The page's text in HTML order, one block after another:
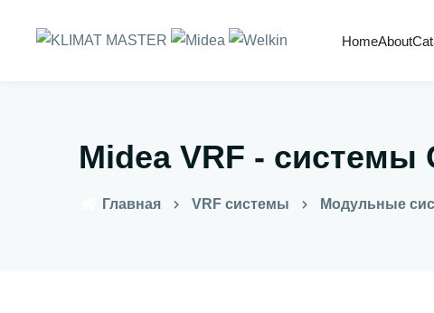
HomeAbout
Midea VRF - системы
Главная VRF системы Модульные